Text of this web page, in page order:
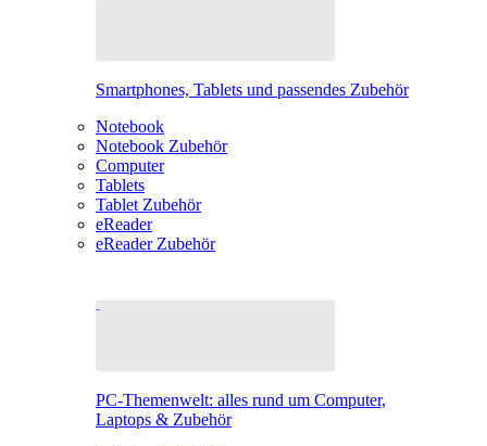
Smartphones, Tablets und passendes Zubehör
Notebook
Notebook Zubehör
Computer
Tablets
Tablet Zubehör
eReader
eReader Zubehör
PC-Themenwelt: alles rund um Computer,
Laptops & Zubehör